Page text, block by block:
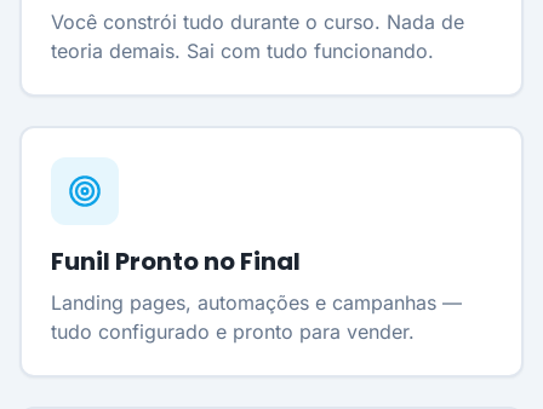
Você constrói tudo durante o curso. Nada de
teoria demais. Sai com tudo funcionando.
Funil Pronto no Final
Landing pages, automações e campanhas —
tudo configurado e pronto para vender.